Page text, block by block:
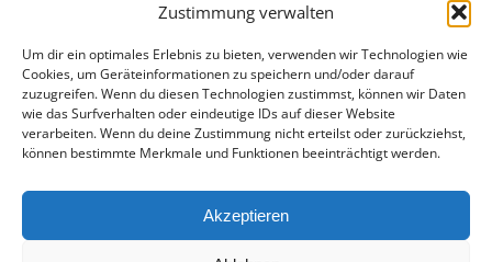
Zustimmung verwalten
Um dir ein optimales Erlebnis zu bieten, verwenden wir Technologien wie
Cookies, um Geräteinformationen zu speichern und/oder darauf
zuzugreifen. Wenn du diesen Technologien zustimmst, können wir Daten
wie das Surfverhalten oder eindeutige IDs auf dieser Website
verarbeiten. Wenn du deine Zustimmung nicht erteilst oder zurückziehst,
können bestimmte Merkmale und Funktionen beeinträchtigt werden.
Akzeptieren